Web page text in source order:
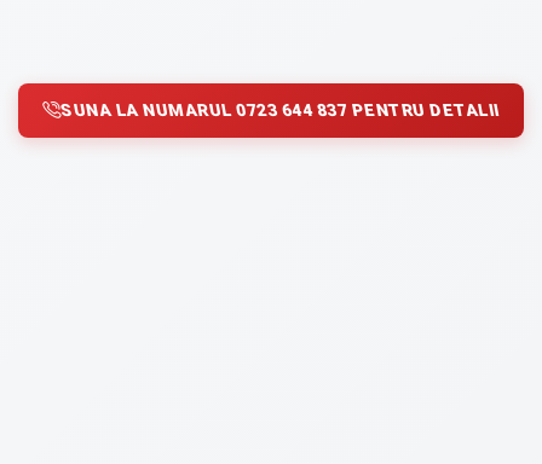
SUNA LA NUMARUL 0723 644 837 PENTRU DETALII